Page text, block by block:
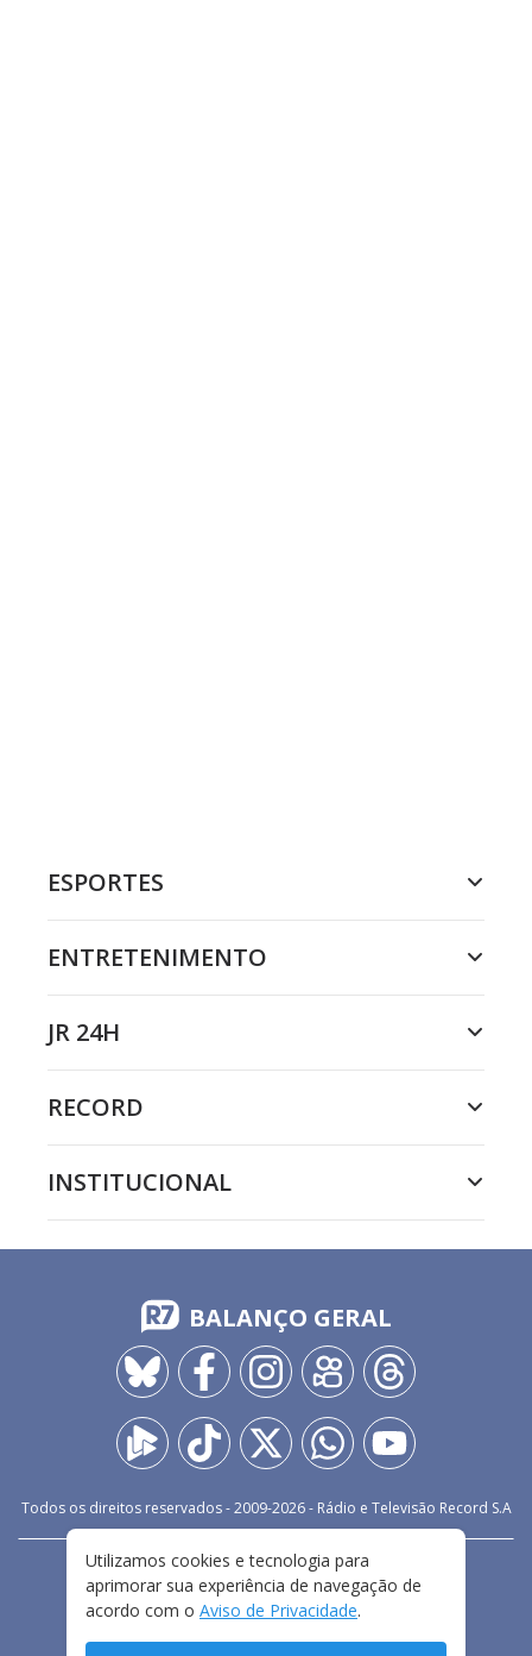
ESPORTES
ENTRETENIMENTO
JR 24H
RECORD
INSTITUCIONAL
BALANÇO GERAL
Todos os direitos reservados - 2009-2026- Rádio e Televisão Record S.A
FALE CONOSCO
PRIVACIDADE
TERMOS E CONDIÇÕES DE USO
Utilizamos cookies e tecnologia para
aprimorar sua experiência de navegação de
acordo com o Aviso de Privacidade.